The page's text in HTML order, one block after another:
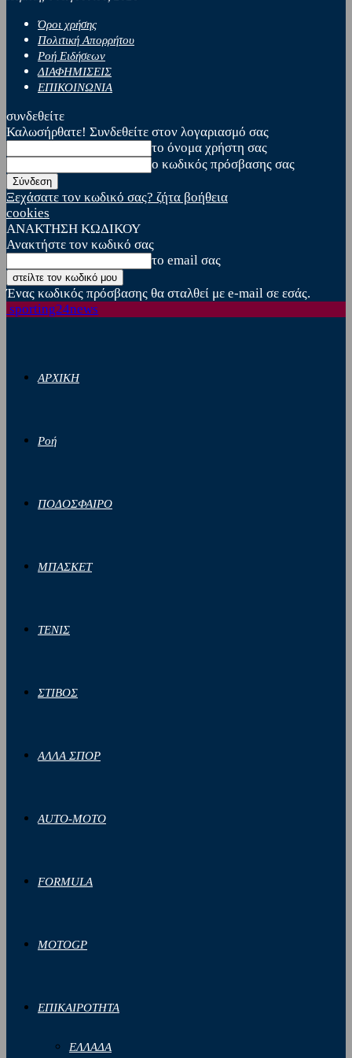
Όροι χρήσης
Πολιτική Απορρήτου
Ροή Ειδήσεων
ΔΙΑΦΗΜΙΣΕΙΣ
ΕΠΙΚΟΙΝΩΝΙΑ
συνδεθείτε
Καλωσήρθατε! Συνδεθείτε στον λογαριασμό σας
το όνομα χρήστη σας
ο κωδικός πρόσβασης σας
Ξεχάσατε τον κωδικό σας? ζήτα βοήθεια
cookies
ΑΝΑΚΤΗΣΗ ΚΩΔΙΚΟΥ
Ανακτήστε τον κωδικό σας
το email σας
Ένας κωδικός πρόσβασης θα σταλθεί με e-mail σε εσάς.
sporting24news
ΑΡΧΙΚΗ
Ροή
ΠΟΔΟΣΦΑΙΡΟ
ΜΠΑΣΚΕΤ
ΤΕΝΙΣ
ΣΤΙΒΟΣ
ΑΛΛΑ ΣΠΟΡ
AUTO-MOTO
FORMULA
MOTOGP
ΕΠΙΚΑΙΡΟΤΗΤΑ
ΕΛΛΑΔΑ